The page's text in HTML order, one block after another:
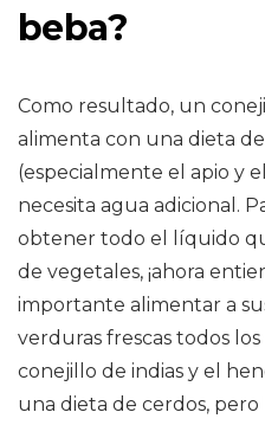
beba?
Como resultado, un
alimenta con una dieta
(especialmente el apio y
necesita agua adicional.
obtener todo el líquido
de vegetales, ¡ahora
importante alimentar a
verduras frescas todos
conejillo de indias y el
una dieta de cerdos, pero